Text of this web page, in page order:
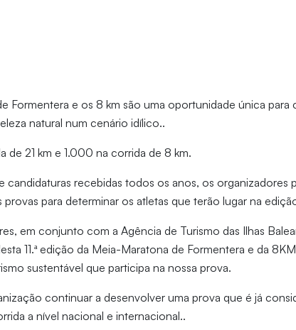
Formentera e os 8 km são uma oportunidade única para
natural num cenário idílico..
de 21 km e 1.000 na corrida de 8 km.
candidaturas recebidas todos os anos, os organizadores
provas para determinar os atletas que terão lugar na
em conjunto com a Agência de Turismo das Ilhas
11.ª edição da Meia-Maratona de Formentera e da
sustentável que participa na nossa prova.
continuar a desenvolver uma prova que é já
a nível nacional e internacional..